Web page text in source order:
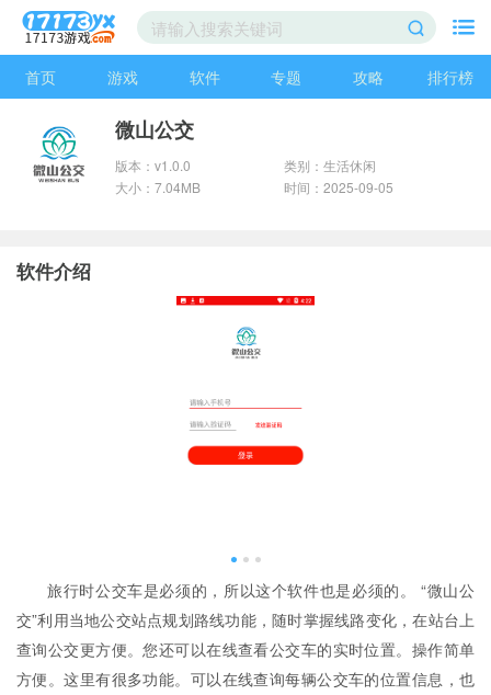
首页 游戏 软件 专题 攻略 排行榜
微山公交
版本：v1.0.0
类别：生活休闲
大小：7.04MB
时间：2025-09-05
软件介绍
旅行时公交车是必须的，所以这个软件也是必须的。 “微山公
交”利用当地公交站点规划路线功能，随时掌握线路变化，在站台上
查询公交更方便。您还可以在线查看公交车的实时位置。操作简单
方便。这里有很多功能。可以在线查询每辆公交车的位置信息，也